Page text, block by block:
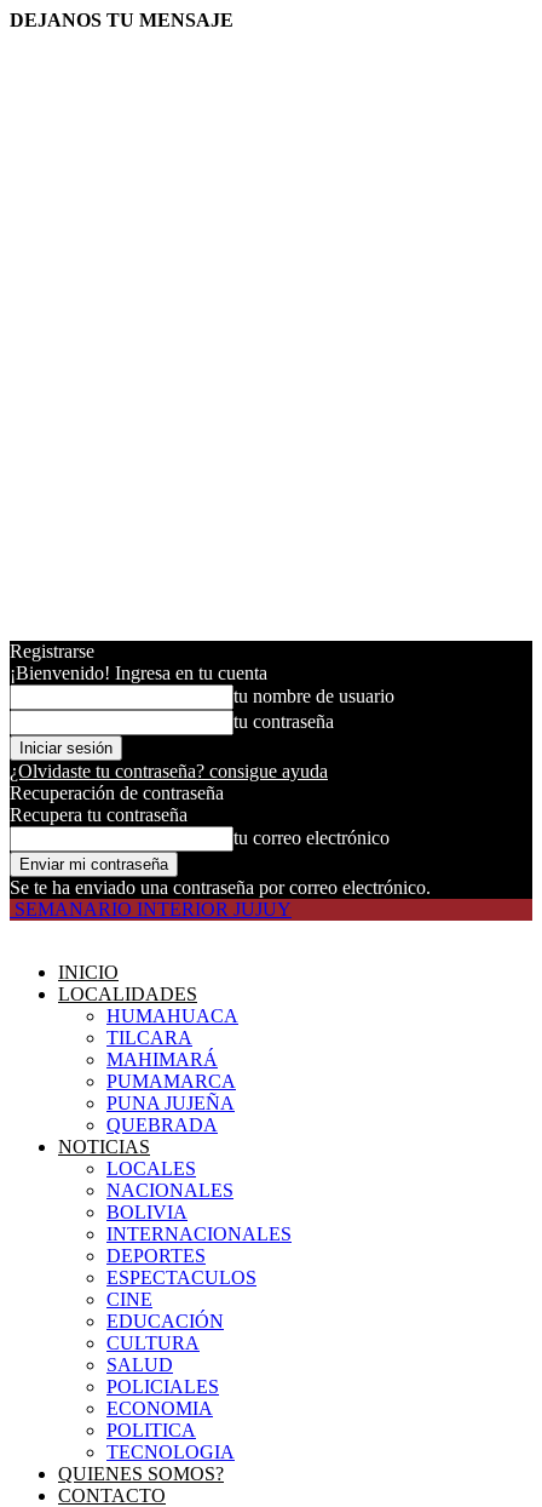
DEJANOS TU MENSAJE
Registrarse
¡Bienvenido! Ingresa en tu cuenta
tu nombre de usuario
tu contraseña
¿Olvidaste tu contraseña? consigue ayuda
Recuperación de contraseña
Recupera tu contraseña
tu correo electrónico
Se te ha enviado una contraseña por correo electrónico.
SEMANARIO INTERIOR JUJUY
INICIO
LOCALIDADES
HUMAHUACA
TILCARA
MAHIMARÁ
PUMAMARCA
PUNA JUJEÑA
QUEBRADA
NOTICIAS
LOCALES
NACIONALES
BOLIVIA
INTERNACIONALES
DEPORTES
ESPECTACULOS
CINE
EDUCACIÓN
CULTURA
SALUD
POLICIALES
ECONOMIA
POLITICA
TECNOLOGIA
QUIENES SOMOS?
CONTACTO